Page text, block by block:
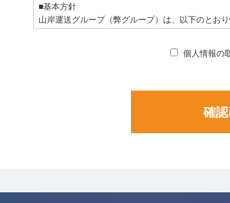
■基本方針
山岸運送グループ（弊グループ）は、以下のとお
弊グループは、サービスのご利用の際に、利用者
・弊グループは、収集した利用者の方の個人情報
個人情報の